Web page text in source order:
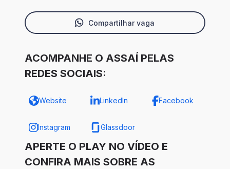
Compartilhar vaga
ACOMPANHE O ASSAÍ PELAS
REDES SOCIAIS:
Website LinkedIn Facebook
Instagram Glassdoor
APERTE O PLAY NO VÍDEO E
CONFIRA MAIS SOBRE AS